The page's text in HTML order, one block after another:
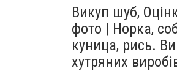
Викуп шуб,
фото | Норка,
куница, рись.
хутряних